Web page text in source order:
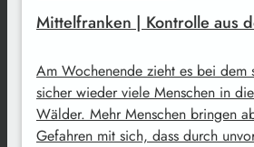
Mittelfranken | Kontrolle aus
Am Wochenende zieht es bei dem
sicher wieder viele Menschen in
Wälder. Mehr Menschen bringen
Gefahren mit sich, dass durch